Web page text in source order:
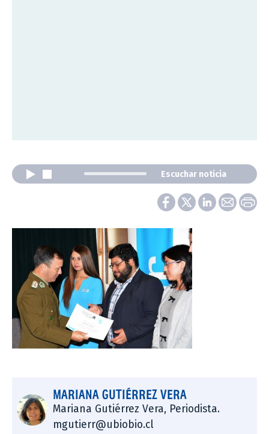
Escuchar noticia
MARIANA GUTIÉRREZ VERA
Mariana Gutiérrez Vera, Periodista.
mgutierr@ubiobio.cl